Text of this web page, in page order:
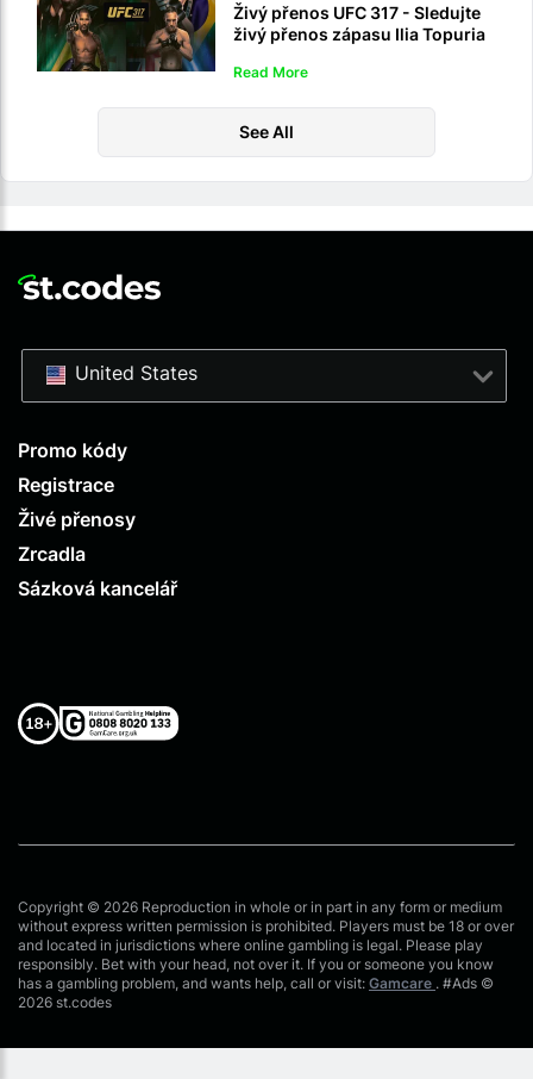
Živý přenos UFC 317 - Sledujte
živý přenos zápasu Ilia Topuria
Read More
See All
Promo kódy
Registrace
Živé přenosy
Zrcadla
Sázková kancelář
United States
Copyright © 2026 Reproduction in whole or in part in any form or medium
without express written permission is prohibited. Players must be 18 or over
and located in jurisdictions where online gambling is legal. Please play
responsibly. Bet with your head, not over it. If you or someone you know
has a gambling problem, and wants help, call or visit: Gamcare . #Ads ©
2026 st.codes